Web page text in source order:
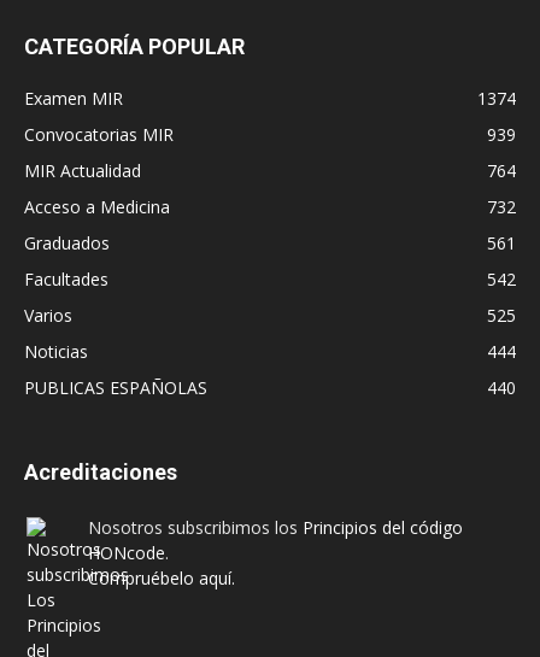
CATEGORÍA POPULAR
Examen MIR
1374
Convocatorias MIR
939
MIR Actualidad
764
Acceso a Medicina
732
Graduados
561
Facultades
542
Varios
525
Noticias
444
PUBLICAS ESPAÑOLAS
440
Acreditaciones
Nosotros subscribimos los Principios del código
HONcode.
Compruébelo aquí.